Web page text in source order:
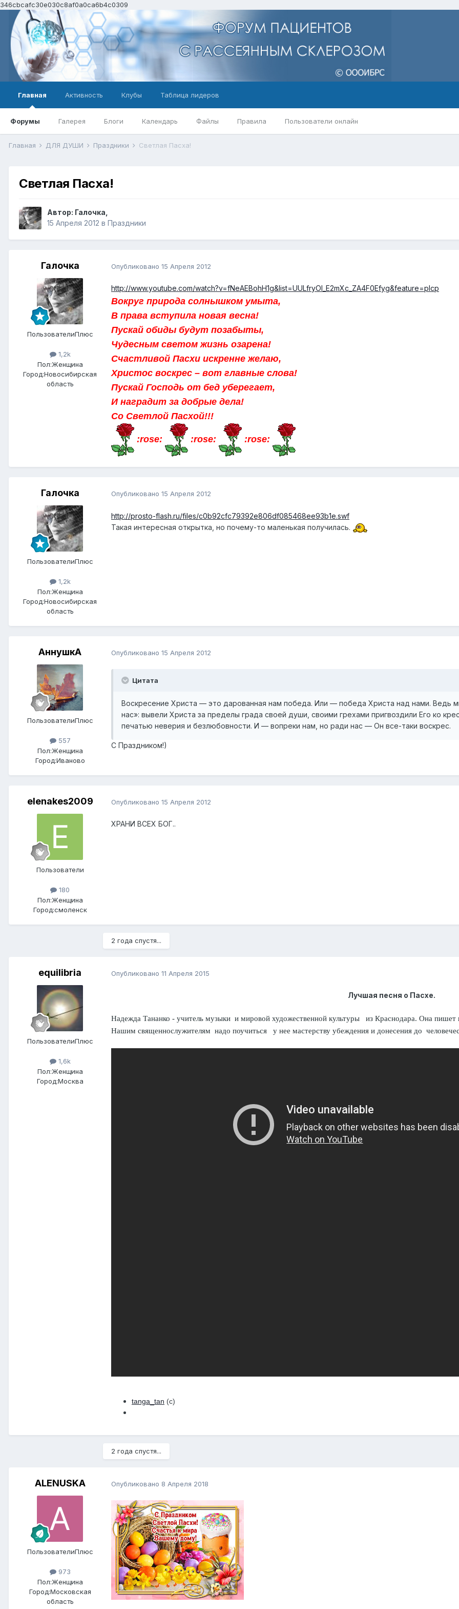
346cbcafc30e030c8af0a0ca6b4c0309
Главная
Форумы Галерея Блоги Календарь Файлы Правила Пользователи онлайн
Активность Клубы Таблица лидеров
Главная ДЛЯ ДУШИ Праздники Светлая Пасха!
Светлая Пасха!
Автор: Галочка
15 Апреля 2012 в Праздники
Галочка
ПользователиПлюс
1,2k
Пол:Женщина
Город:Новосибирская
область
Опубликовано 15 Апреля 2012
http://www.youtube.com/watch?v=fNeAEBohH1g&list=UULfryOl_E2mXc_ZA4F0Efyg&feature=plcp
Вокруг природа солнышком умыта,
В права вступила новая весна!
Пускай обиды будут позабыты,
Чудесным светом жизнь озарена!
Счастливой Пасхи искренне желаю,
Христос воскрес – вот главные слова!
Пускай Господь от бед уберегает,
И наградит за добрые дела!
Со Светлой Пасхой!!!
:rose: :rose: :rose:
Галочка
ПользователиПлюс
1,2k
Пол:Женщина
Город:Новосибирская
область
Опубликовано 15 Апреля 2012
http://prosto-flash.ru/files/c0b92cfc79392e806df085468ee93b1e.swf
Такая интересная открытка, но почему-то маленькая получилась.
АннушкА
ПользователиПлюс
557
Пол:Женщина
Город:Иваново
Опубликовано 15 Апреля 2012
Цитата
Воскресение Христа — это дарованная нам победа. Или — победа Христа над нами. Ведь
нас»: вывели Христа за пределы града своей души, своими грехами пригвоздили Его ко
печатью неверия и безлюбовности. И — вопреки нам, но ради нас — Он все-таки воскрес.
С Праздником!)
elenakes2009
Пользователи
180
Пол:Женщина
Город:смоленск
Опубликовано 15 Апреля 2012
ХРАНИ ВСЕХ БОГ..
2 года спустя...
equilibria
ПользователиПлюс
1,6k
Пол:Женщина
Город:Москва
Опубликовано 11 Апреля 2015
Лучшая песня о Пасхе.
Надежда Тананко - учитель музыки и мировой художественной культуры из Краснодара. Она пишет
Нашим священнослужителям надо поучиться у нее мастерству убеждения и донесения до
tanga_tan (с)
2 года спустя...
ALENUSKA
ПользователиПлюс
973
Пол:Женщина
Город:Московская
область
Опубликовано 8 Апреля 2018